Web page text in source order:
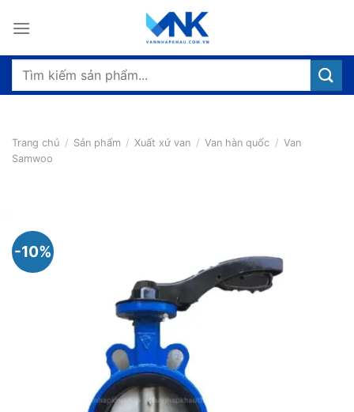
qua
dung
Tìm
Trang chủ / Sản phẩm / Xuất xứ van / Van hàn quốc / Van
Samwoo
-10%